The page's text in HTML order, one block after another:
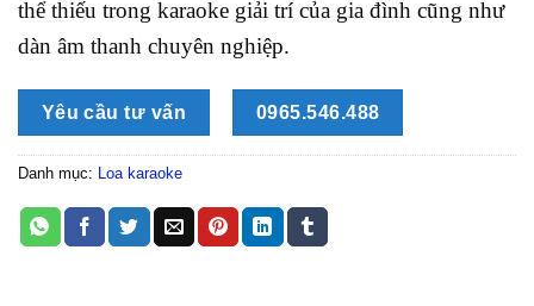
thể thiếu trong karaoke giải trí của gia đình cũng như
dàn âm thanh chuyên nghiệp.
Yêu cầu tư vấn 0965.546.488
Danh mục: Loa karaoke